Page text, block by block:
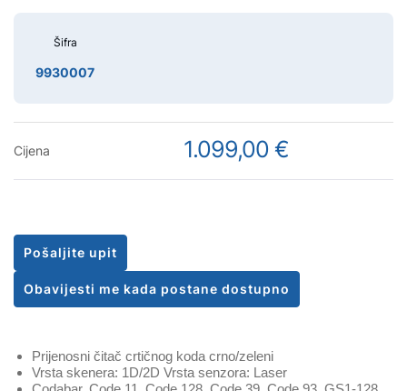
Prijenosni čitač crtičnog koda crno/zeleni
Vrsta skenera: 1D/2D Vrsta senzora: Laser
Šifra
9930007
Cijena 1.099,00 €
Pošaljite upit
Obavijesti me kada postane dostupno